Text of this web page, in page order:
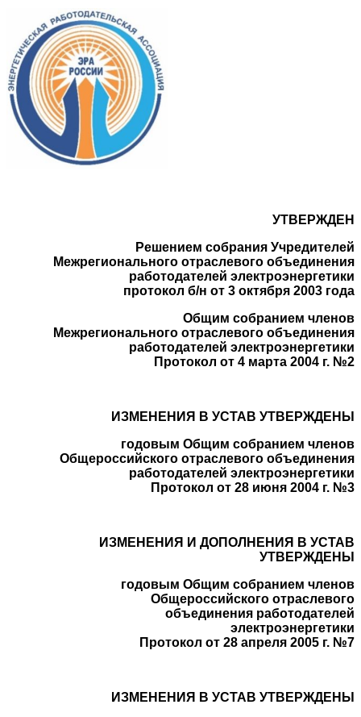
УТВЕРЖДЕН
Решением собрания Учредителей
Межрегионального отраслевого объединения
работодателей электроэнергетики
протокол б/н от 3 октября 2003 года
Общим собранием членов
Межрегионального отраслевого объединения
работодателей электроэнергетики
Протокол от 4 марта 2004 г. №2
ИЗМЕНЕНИЯ В УСТАВ УТВЕРЖДЕНЫ
годовым Общим собранием членов
Общероссийского отраслевого объединения
работодателей электроэнергетики
Протокол от 28 июня 2004 г. №3
ИЗМЕНЕНИЯ И ДОПОЛНЕНИЯ В УСТАВ
УТВЕРЖДЕНЫ
годовым Общим собранием членов
Общероссийского отраслевого
объединения работодателей
электроэнергетики
Протокол от 28 апреля 2005 г. №7
ИЗМЕНЕНИЯ В УСТАВ УТВЕРЖДЕНЫ